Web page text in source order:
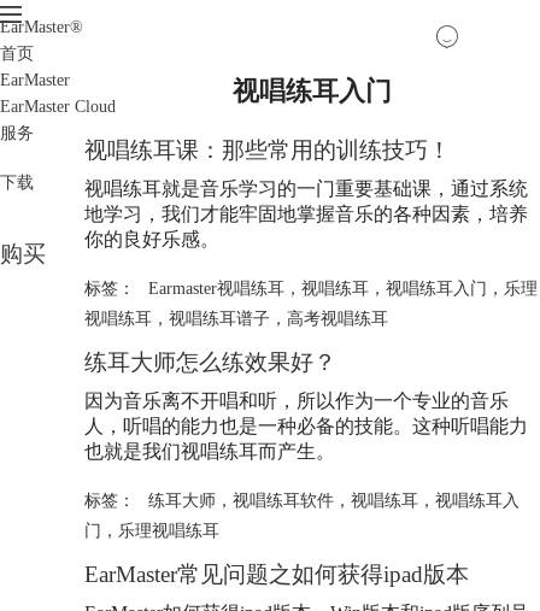
EarMaster®
首页
EarMaster
EarMaster Cloud
服务
下载
购买
视唱练耳入门
视唱练耳课：那些常用的训练技巧！
视唱练耳就是音乐学习的一门重要基础课，通过系统
地学习，我们才能牢固地掌握音乐的各种因素，培养
你的良好乐感。
标签： Earmaster视唱练耳， 视唱练耳， 视唱练耳入门 ， 乐理
视唱练耳 ， 视唱练耳谱子 ， 高考视唱练耳
练耳大师怎么练效果好？
因为音乐离不开唱和听，所以作为一个专业的音乐
人，听唱的能力也是一种必备的技能。这种听唱能力
也就是我们视唱练耳而产生。
标签： 练耳大师， 视唱练耳软件， 视唱练耳， 视唱练耳入
门 ， 乐理视唱练耳
EarMaster常见问题之如何获得ipad版本